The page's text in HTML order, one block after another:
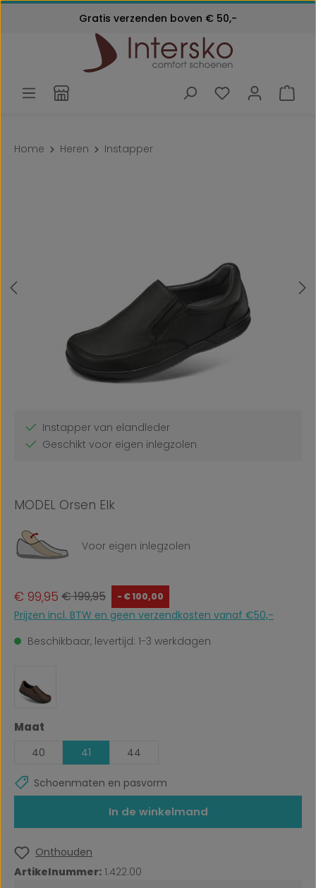
Ga naar de hoofdinhoud
24 maanden garantie
Klantenservice: 072 - 571 79 79
Gratis verzenden boven € 50,-
Home Heren Instapper
Instapper van elandleder
Geschikt voor eigen inlegzolen
MODEL Orsen Elk
Voor eigen inlegzolen
Verkoopprijs:
€ 99,95 Normale prijs:
€ 199,95 - € 100,00
Prijzen incl. BTW en geen verzendkosten vanaf €50,-
Beschikbaar, levertijd: 1-3 werkdagen
Selecteer
Maat
40 41 44
Schoenmaten en pasvorm
In de winkelmand
Onthouden
Artikelnummer: 1.422.00